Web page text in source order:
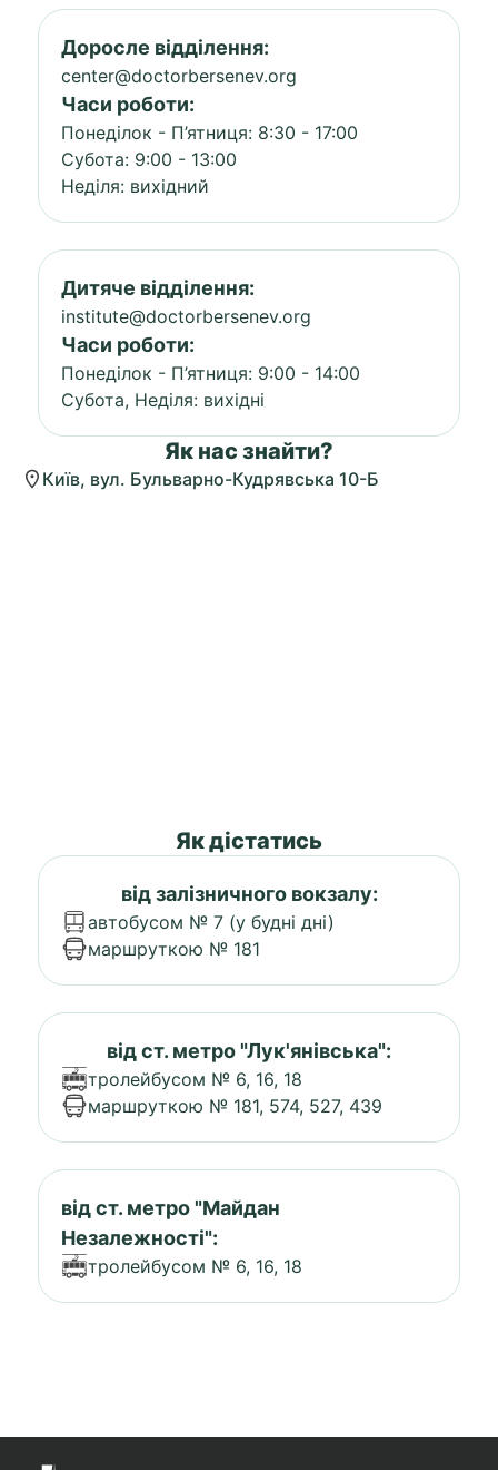
Доросле відділення:
center@doctorbersenev.org
Часи роботи:
Понеділок - П’ятниця: 8:30 - 17:00
Субота: 9:00 - 13:00
Неділя: вихідний
Дитяче відділення:
institute@doctorbersenev.org
Часи роботи:
Понеділок - П’ятниця: 9:00 - 14:00
Субота, Неділя: вихідні
Як нас знайти?
Київ, вул. Бульварно-Кудрявська 10-Б
Як дістатись
від залізничного вокзалу:
автобусом № 7 (у будні дні)
маршруткою № 181
від ст. метро "Лук'янівська":
тролейбусом № 6, 16, 18
маршруткою № 181, 574, 527, 439
від ст. метро "Майдан
Незалежності":
тролейбусом № 6, 16, 18